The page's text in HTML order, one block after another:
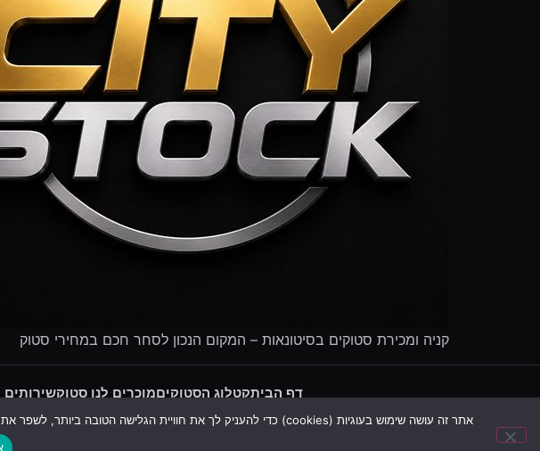
קניה ומכירת סטוקים בסיטונאות – המקום הנכון לסחר חכם במחירי סטוק
דף הביתקטלוג הסטוקיםמוכרים לנו סטוק
אתר זה עושה שימוש בעוגיות (cookies) כדי להעניק לך את חוויית הגלישה הטובה ביותר, לשפר את השירות ולצרכים סטטיסטיים. המשך הגלישה באתר מהווה הסכמה לשימוש בעוגיות. ניתן לקרוא עוד במדיניות הפרטיות שלנו.